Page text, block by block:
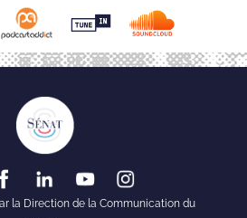
la Direction de la Communication du